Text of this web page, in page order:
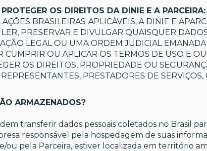
OS DIREITOS DA DINIE E A PARCEIRA:
BRASILEIRAS APLICÁVEIS, A DINIE E
PRESERVAR E DIVULGAR QUAISQUER
LEGAL OU UMA ORDEM JUDICIAL
CUMPRIR OU APLICAR OS TERMOS DE USO E
OS DIREITOS, PROPRIEDADE OU
PRESTADORES DE
ARMAZENADOS?
transferir dados pessoais coletados no Brasil
responsável pela hospedagem de suas
ou pela Parceira, estiver localizada em território